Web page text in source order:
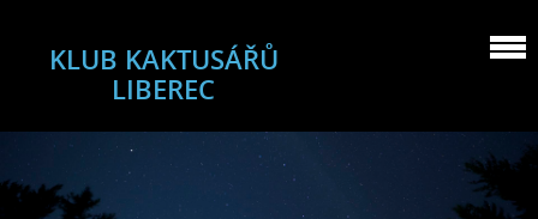
KLUB KAKTUSÁŘŮ
LIBEREC